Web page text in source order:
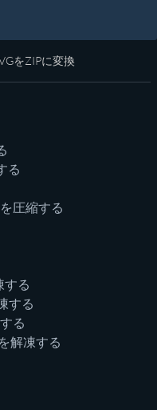
をZIPに変換
る
圧縮する
する
する
る
解凍する